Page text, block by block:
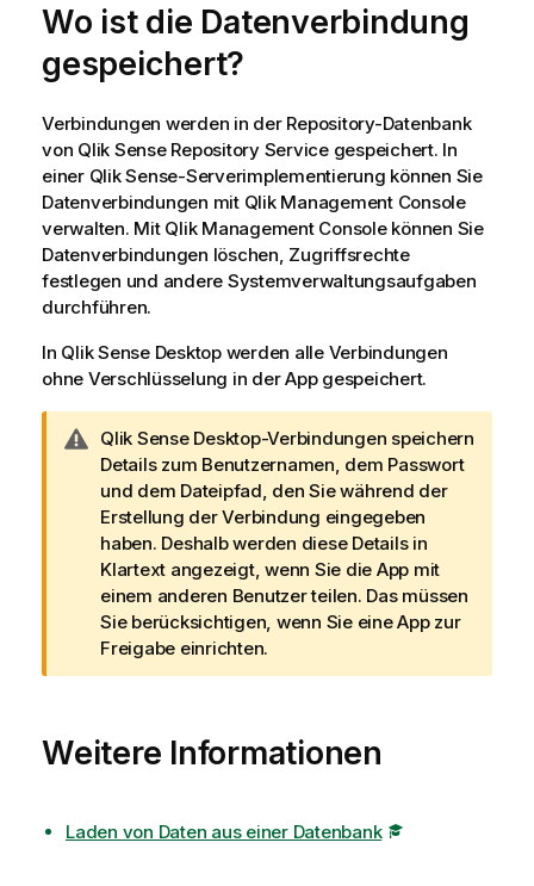
Wo ist die Datenverbindung
gespeichert?
Verbindungen werden in der Repository-Datenbank
von Qlik Sense Repository Servicegespeichert. In
einer Qlik Sense-Serverimplementierung können Sie
Datenverbindungen mit Qlik Management Console
verwalten. Mit Qlik Management Consolekönnen Sie
Datenverbindungen löschen, Zugriffsrechte
festlegen und andere Systemverwaltungsaufgaben
durchführen.
In Qlik Sense Desktopwerden alle Verbindungen
ohne Verschlüsselung in der App gespeichert.
W
a
r
n
h
i
n
w
e
i
Qlik Sense Desktop-Verbindungen speichern
Details zum Benutzernamen, dem Passwort
und dem Dateipfad, den Sie während der
Erstellung der Verbindung eingegeben
haben. Deshalb werden diese Details in
Klartext angezeigt, wenn Sie die App mit
einem anderen Benutzer teilen. Das müssen
Sie berücksichtigen, wenn Sie eine App zur
Freigabe einrichten.
Weitere Informationen
Laden von Daten aus einer Datenbank